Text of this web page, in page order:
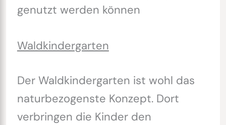
genutzt werden können
Waldkindergarten
Der Waldkindergarten ist wohl das
naturbezogenste Konzept. Dort
verbringen die Kinder den